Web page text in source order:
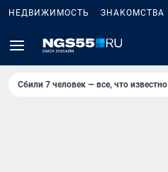
НЕДВИЖИМОСТЬ ЗНАКОМСТВА
Сбили 7 человек — все, что известно